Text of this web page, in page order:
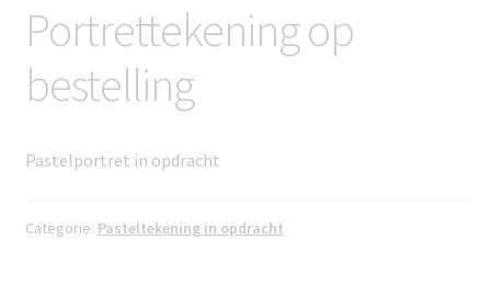
Portrettekening op
bestelling
Pastelportret in opdracht
Categorie: Pasteltekening in opdracht